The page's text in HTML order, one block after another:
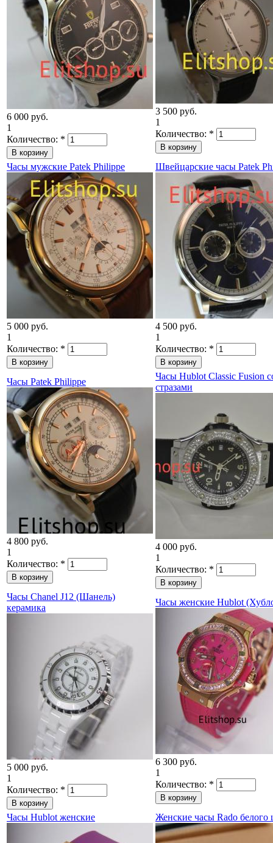
6 000 руб.
1
Количество: *
3 500 руб.
1
Количество: *
Часы мужские Patek Philippe
5 000 руб.
1
Количество: *
Швейцарские часы Patek
4 500 руб.
1
Количество: *
Часы Patek Philippe
4 800 руб.
1
Количество: *
Часы Hublot Classic Fusion
стразами
4 000 руб.
1
Количество: *
Часы Chanel J12 (Шанель)
керамика
5 000 руб.
1
Количество: *
Часы женские Hublot
6 300 руб.
1
Количество: *
Часы Hublot женские Женские часы Rado белого